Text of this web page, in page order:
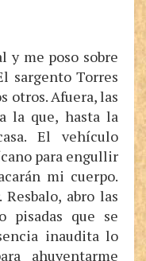
y me poso sobre
sargento Torres
otros. Afuera, las
la que, hasta la
El vehículo
para engullir
mi cuerpo.
abro las
pisadas que se
inaudita lo
ahuyentarme